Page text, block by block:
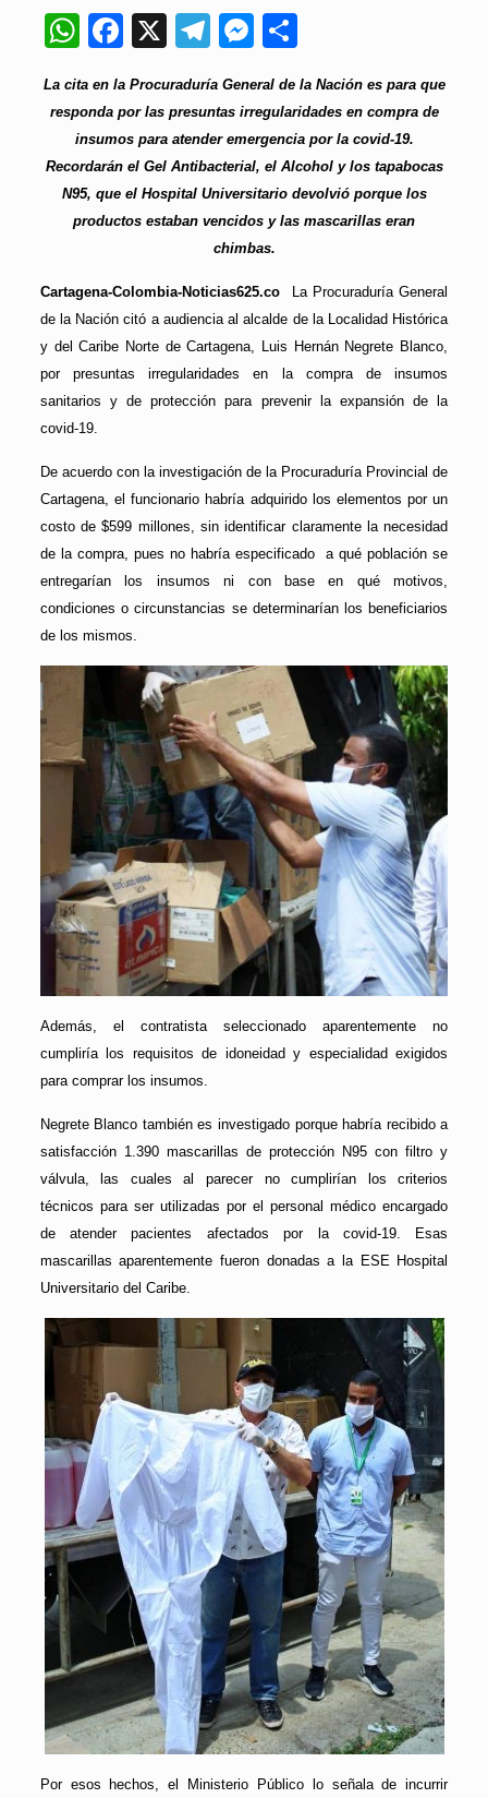
WhatsApp
Facebook
X Telegram
Messenger
La cita en la Procuraduría General de la Nación es para que
responda por las presuntas irregularidades en compra de
insumos para atender emergencia por la covid-19.
Recordarán el Gel Antibacterial, el Alcohol y los tapabocas
N95, que el Hospital Universitario devolvió porque los
productos estaban vencidos y las mascarillas eran
chimbas.
Cartagena-Colombia-Noticias625.coLa Procuraduría General
de la Nación citó a audiencia al alcalde de la Localidad Histórica
y del Caribe Norte de Cartagena, Luis Hernán Negrete Blanco,
por presuntas irregularidades en la compra de insumos
sanitarios y de protección para prevenir la expansión de la
covid-19.
De acuerdo con la investigación de la Procuraduría Provincial de
Cartagena, el funcionario habría adquirido los elementos por un
costo de $599 millones, sin identificar claramente la necesidad
de la compra, pues no habría especificado a qué población se
entregarían los insumos ni con base en qué motivos,
condiciones o circunstancias se determinarían los beneficiarios
de los mismos.
Además, el contratista seleccionado aparentemente no
cumpliría los requisitos de idoneidad y especialidad exigidos
para comprar los insumos.
Negrete Blanco también es investigado porque habría recibido a
satisfacción 1.390 mascarillas de protección N95 con filtro y
válvula, las cuales al parecer no cumplirían los criterios
técnicos para ser utilizadas por el personal médico encargado
de atender pacientes afectados por la covid-19. Esas
mascarillas aparentemente fueron donadas a la ESE Hospital
Universitario del Caribe.
Por esos hechos, el Ministerio Público lo señala de incurrir